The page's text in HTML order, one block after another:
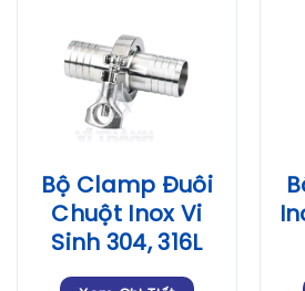
Bộ Clamp Đuôi
Chuột Inox Vi
Sinh 304, 316L